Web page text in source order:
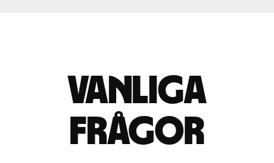
Vanliga
frågor